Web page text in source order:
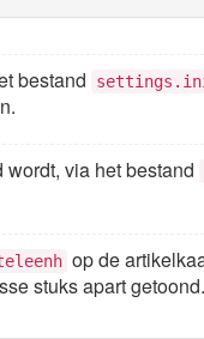
bestand
via het bestand
op de
stuks apart getoond.